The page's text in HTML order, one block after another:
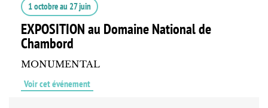
1 octobreau 27 juin
EXPOSITION au Domaine National de
Chambord
MONUMENTAL
Voir cet événement